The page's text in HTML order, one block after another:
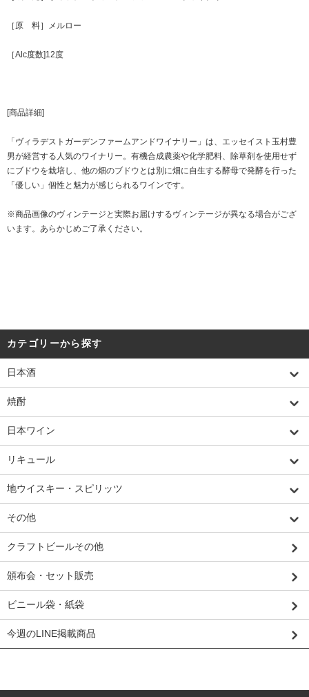
［原 料］メルロー
［Alc度数]12度
[商品詳細]
「ヴィラデストガーデンファームアンドワイナリー」は、エッセイスト玉村豊
男が経営する人気のワイナリー。有機合成農薬や化学肥料、除草剤を使用せず
にブドウを栽培し、他の畑のブドウとは別に畑に自生する酵母で発酵を行った
「優しい」個性と魅力が感じられるワインです。
※商品画像のヴィンテージと実際お届けするヴィンテージが異なる場合がござ
います。あらかじめご了承ください。
カテゴリーから探す
日本酒
焼酎
日本ワイン
リキュール
地ウイスキー・スピリッツ
その他
クラフトビールその他
頒布会・セット販売
ビニール袋・紙袋
今週のLINE掲載商品